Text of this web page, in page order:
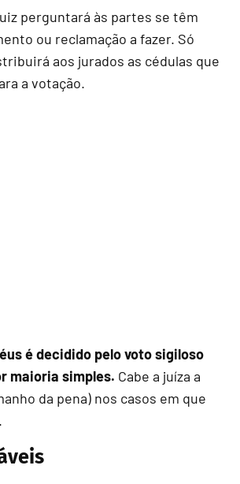
perguntará às partes se têm
ou reclamação a fazer. Só
aos jurados as cédulas que
a votação.
é decidido pelo voto sigiloso
maioria simples. Cabe a juíza a
da pena) nos casos em que